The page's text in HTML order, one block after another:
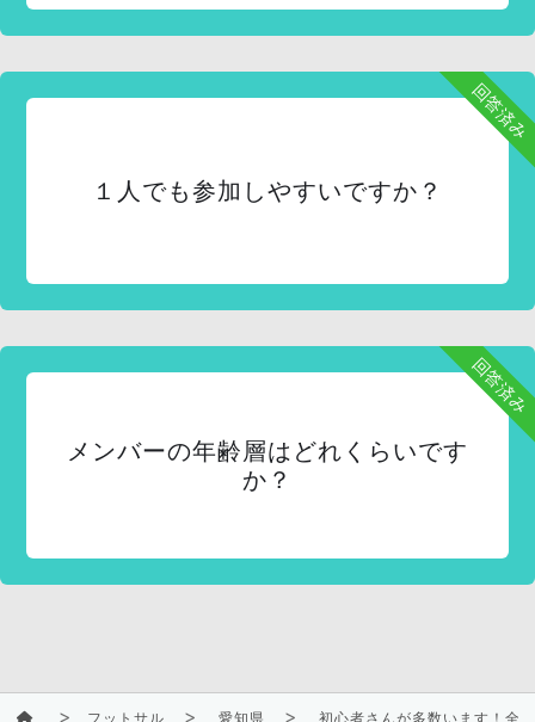
回答済み
１人でも参加しやすいですか？
回答済み
メンバーの年齢層はどれくらいです
か？
フットサル 愛知県 初心者さんが多数います！全